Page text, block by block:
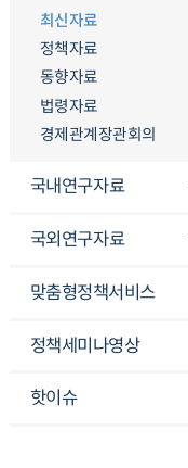
최신자료
정책자료
동향자료
법령자료
경제관계장관회의
국내연구자료
국외연구자료
맞춤형정책서비스
정책세미나영상
핫이슈